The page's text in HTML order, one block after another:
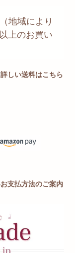
地域により
上のお買い
詳しい送料はこちら
支払方法のご案内